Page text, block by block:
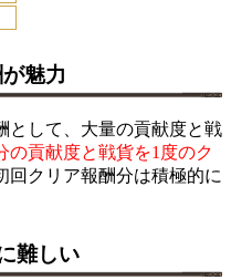
魅力
として、大量の貢献度と戦
の貢献度と戦貨を1度のク
回クリア報酬分は積極的に
難しい